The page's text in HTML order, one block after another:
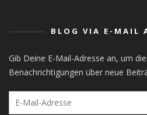
BLOG VIA E-MAIL
Gib Deine E-Mail-Adresse an, um
Benachrichtigungen über neue